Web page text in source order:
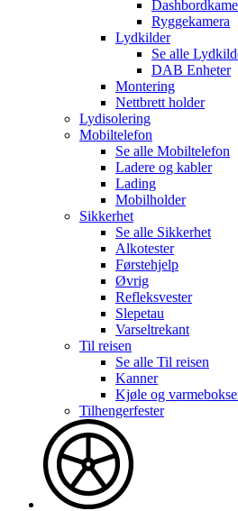
Ryggekamera
Lydkilder
Se alle
DAB Enheter
Montering
Nettbrett holder
Lydisolering
Mobiltelefon
Se alle Mobiltelefon
Ladere og kabler
Lading
Mobilholder
Sikkerhet
Se alle Sikkerhet
Alkotester
Førstehjelp
Øvrig
Refleksvester
Slepetau
Varseltrekant
Til reisen
Se alle Til reisen
Kanner
Kjøle og
Tilhengerfester